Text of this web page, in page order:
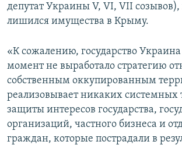
депутат Украины V, VI, VII
лишился имущества в Крыму.
«К сожалению, государство
момент не выработало стратегию
собственным оккупированным
реализовывает никаких системных
защиты интересов государства,
организаций, частного бизнеса и
граждан, которые пострадали в